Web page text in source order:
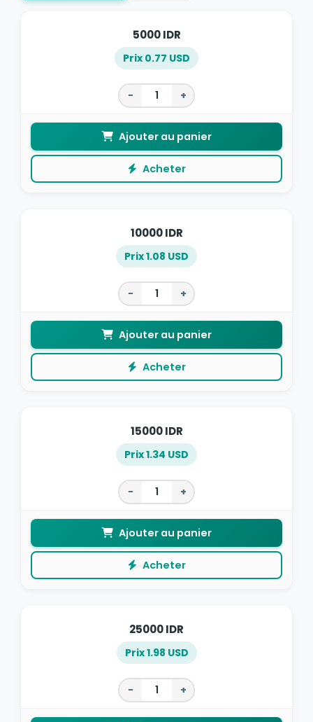
5000 IDR
Prix 0.77 USD
− +
Ajouter au panier
Acheter
10000 IDR
Prix 1.08 USD
− +
Ajouter au panier
Acheter
15000 IDR
Prix 1.34 USD
− +
Ajouter au panier
Acheter
25000 IDR
Prix 1.98 USD
− +